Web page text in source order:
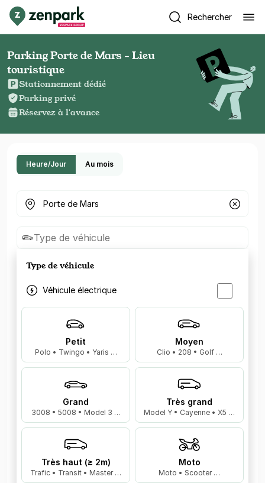
Rechercher
Parking Porte de Mars - Lieu
touristique
Stationnement dédié
Parking privé
Réservez à l'avance
Heure/Jour Au mois
Où cherchez-vous un parking ?
Type de véhicule
Type de véhicule
Véhicule électrique
Petit
Polo • Twingo • Yaris …
Moyen
Clio • 208 • Golf …
Grand
3008 • 5008 • Model 3 …
Très grand
Model Y • Cayenne • X5 …
Très haut (≥ 2m)
Trafic • Transit • Master …
Moto
Moto • Scooter …